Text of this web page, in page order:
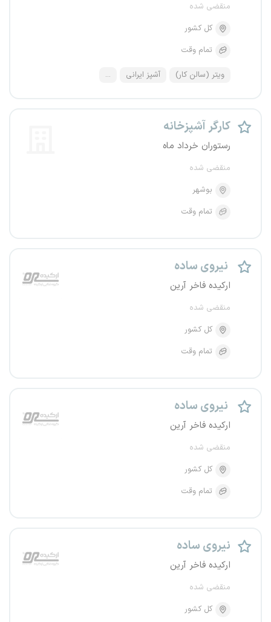
منقضی شده
کل کشور
تمام وقت
ویتر (سالن کار) آشپز ایرانی ...
کارگر آشپزخانه
رستوران خرداد ماه
منقضی شده
بوشهر
تمام وقت
نیروی ساده
ارکیده فاخر آرین
منقضی شده
کل کشور
تمام وقت
نیروی ساده
ارکیده فاخر آرین
منقضی شده
کل کشور
تمام وقت
نیروی ساده
ارکیده فاخر آرین
منقضی شده
کل کشور